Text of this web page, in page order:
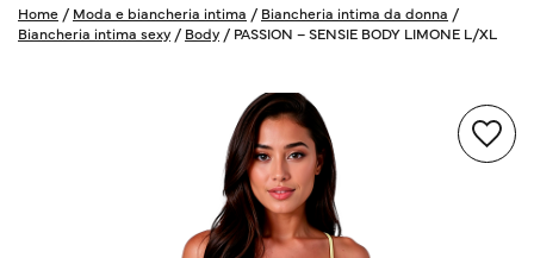
Home / Moda e biancheria intima / Biancheria intima da donna /
Biancheria intima sexy / Body / PASSION – SENSIE BODY LIMONE L/XL